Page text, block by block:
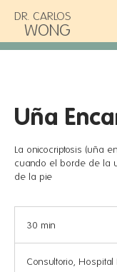
DR. CARLOS
WONG
Uña
La onicocriptosis (uña
cuando el borde de la
de la pie
30 min
m
Consultorio,